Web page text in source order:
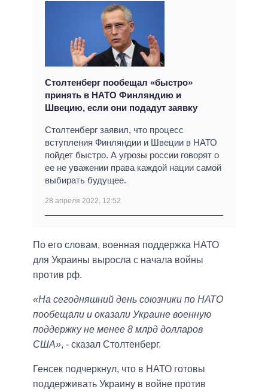
Столтенберг пообещал «быстро»
принять в НАТО Финляндию и
Швецию, если они подадут заявку
Столтенберг заявил, что процесс
вступления Финляндии и Швеции в НАТО
пойдет быстро. А угрозы россии говорят о
ее не уважении права каждой нации самой
выбирать будущее.
28 апреля 2022, 12:52
По его словам, военная поддержка НАТО
для Украины выросла с начала войны
против рф.
«На сегодняшний день союзники по НАТО
пообещали и оказали Украине военную
поддержку не менее 8 млрд долларов
США», - сказал Столтенберг.
Генсек подчеркнул, что в НАТО готовы
поддерживать Украину в войне против